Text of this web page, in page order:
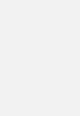
защиту
кражи.
ключевой